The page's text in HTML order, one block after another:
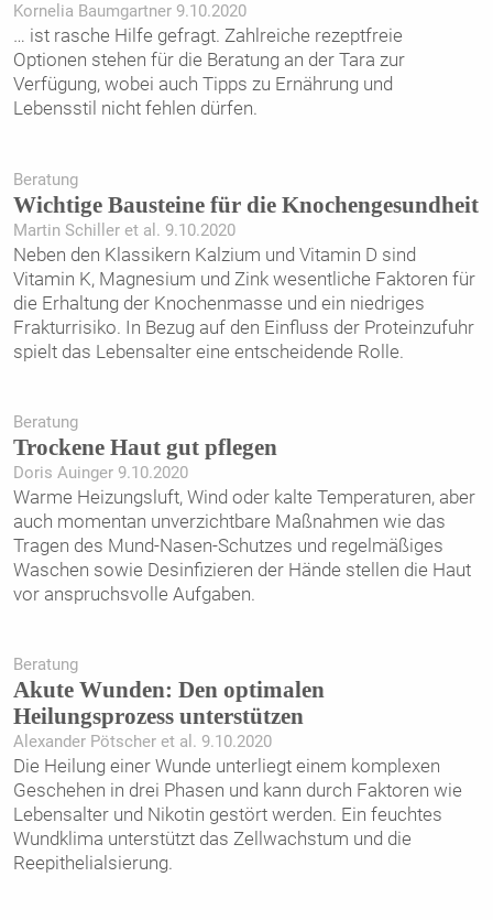
Kornelia Baumgartner 9.10.2020
… ist rasche Hilfe gefragt. Zahlreiche rezeptfreie
Optionen stehen für die Beratung an der Tara zur
Verfügung, wobei auch Tipps zu Ernährung und
Lebensstil nicht fehlen dürfen.
Beratung
Wichtige Bausteine für die Knochengesundheit
Martin Schiller et al. 9.10.2020
Neben den Klassikern Kalzium und Vitamin D sind
Vitamin K, Magnesium und Zink wesentliche Faktoren für
die Erhaltung der Knochenmasse und ein niedriges
Frakturrisiko. In Bezug auf den Einfluss der Proteinzufuhr
spielt das Lebensalter eine entscheidende Rolle.
Beratung
Trockene Haut gut pflegen
Doris Auinger 9.10.2020
Warme Heizungsluft, Wind oder kalte Temperaturen, aber
auch momentan unverzichtbare Maßnahmen wie das
Tragen des Mund-Nasen-Schutzes und regelmäßiges
Waschen sowie Desinfizieren der Hände stellen die Haut
vor anspruchsvolle Aufgaben.
Beratung
Akute Wunden: Den optimalen
Heilungsprozess unterstützen
Alexander Pötscher et al. 9.10.2020
Die Heilung einer Wunde unterliegt einem komplexen
Geschehen in drei Phasen und kann durch Faktoren wie
Lebensalter und Nikotin gestört werden. Ein feuchtes
Wundklima unterstützt das Zellwachstum und die
Reepithelialsierung.